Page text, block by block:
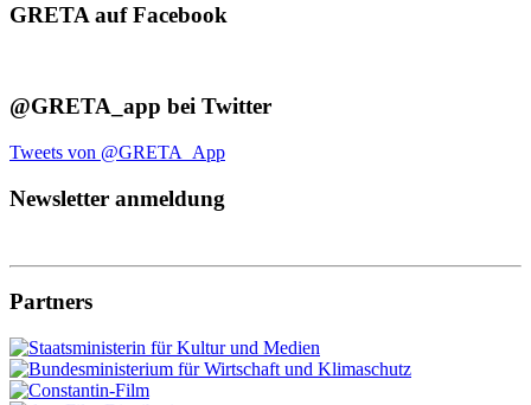
GRETA auf Facebook
@GRETA_app bei Twitter
Tweets von @GRETA_App
Newsletter anmeldung
Partners